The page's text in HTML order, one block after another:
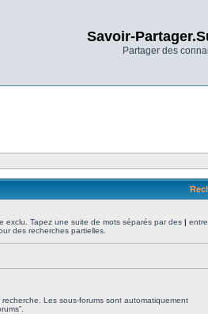
Savoir-
Partager des
exclu. Tapez une suite de mots séparés par des | entre
des recherches partielles.
Les sous-forums sont automatiquement